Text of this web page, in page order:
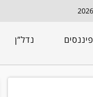
פיננסים נדל”ן